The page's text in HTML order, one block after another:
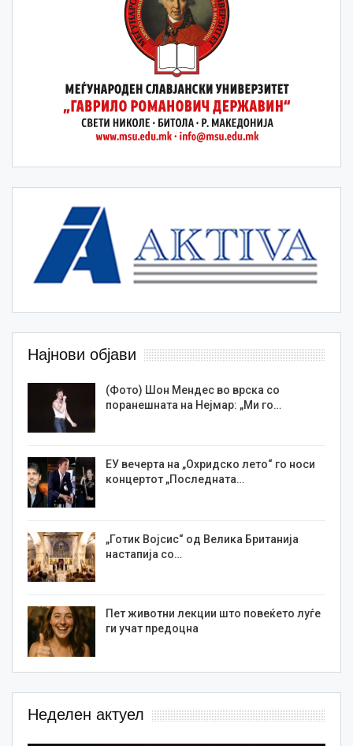
Најнови објави
(Фото) Шон Мендес во врска со
поранешната на Нејмар: „Ми го…
ЕУ вечерта на „Охридско лето“ го носи
концертот „Последната…
„Готик Војсис“ од Велика Британија
настапија со…
Пет животни лекции што повеќето луѓе
ги учат предоцна
Неделен актуел